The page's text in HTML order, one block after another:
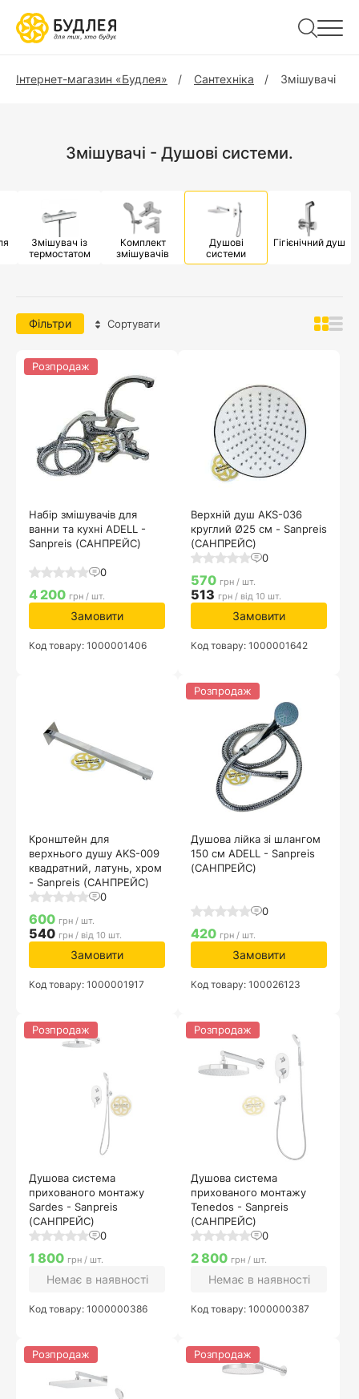
Інтернет-магазин «Будлея» Сантехніка Змішувачі
Змішувачі - Душові системи.
Змішувач із
термостатом
Комплект
змішувачів
Душові
системи
Гігієнічний душ
Фільтри Сортувати
Набір змішувачів для
ванни та кухні ADELL -
Sanpreis (САНПРЕЙС)
0
Розпродаж
4 200 грн / шт.
Замовити
Код товару: 1000001406
Верхній душ AKS-036
круглий Ø25 см - Sanpreis
(САНПРЕЙС)
0
570 грн / шт.
513 грн / від 10 шт.
Замовити
Код товару: 1000001642
Кронштейн для
верхнього душу AKS-009
квадратний, латунь, хром
- Sanpreis (САНПРЕЙС)
0
600 грн / шт.
540 грн / від 10 шт.
Замовити
Код товару: 1000001917
Душова лійка зі шлангом
150 см ADELL - Sanpreis
(САНПРЕЙС)
0
Розпродаж
420 грн / шт.
Замовити
Код товару: 100026123
Душова система
прихованого монтажу
Sardes - Sanpreis
(САНПРЕЙС)
0
Розпродаж
1 800 грн / шт.
Немає в наявності
Код товару: 1000000386
Душова система
прихованого монтажу
Tenedos - Sanpreis
(САНПРЕЙС)
0
Розпродаж
2 800 грн / шт.
Немає в наявності
Код товару: 1000000387
Розпродаж Розпродаж